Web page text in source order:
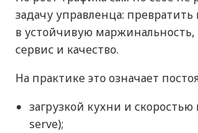
задачу управленца: превратить
в устойчивую маржинальность,
сервис и качество.
На практике это означает
загрузкой кухни и
serve);